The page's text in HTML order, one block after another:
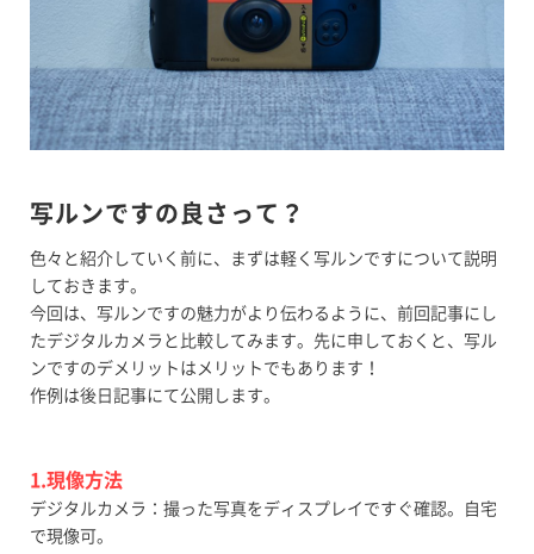
写ルンですの良さって？
色々と紹介していく前に、まずは軽く写ルンですについて説明
しておきます。
今回は、写ルンですの魅力がより伝わるように、前回記事にし
たデジタルカメラと比較してみます。先に申しておくと、写ル
ンですのデメリットはメリットでもあります！
作例は後日記事にて公開します。
1.現像方法
デジタルカメラ：撮った写真をディスプレイですぐ確認。自宅
で現像可。